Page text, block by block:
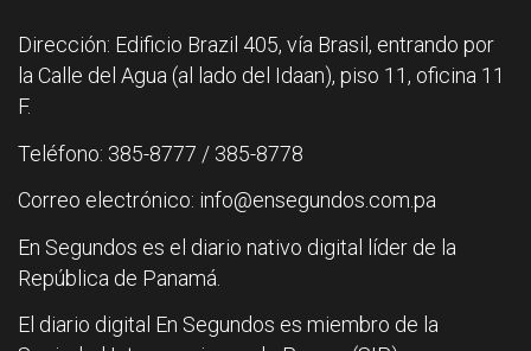
Dirección: Edificio Brazil 405, vía Brasil, entrando por
la Calle del Agua (al lado del Idaan), piso 11, oficina 11
F.
Teléfono: 385-8777 / 385-8778
Correo electrónico: info@ensegundos.com.pa
En Segundos es el diario nativo digital líder de la
República de Panamá.
El diario digital En Segundos es miembro de la